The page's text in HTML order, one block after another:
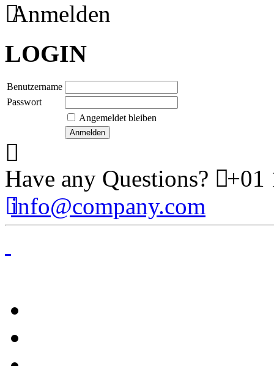
Anmelden
LOGIN
Benutzername
Passwort
Angemeldet bleiben
Have any Questions? +01
info@company.com